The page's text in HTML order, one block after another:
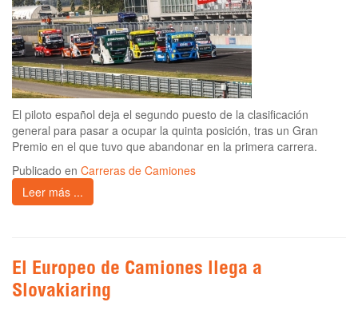
El piloto español deja el segundo puesto de la clasificación
general para pasar a ocupar la quinta posición, tras un Gran
Premio en el que tuvo que abandonar en la primera carrera.
Publicado en Carreras de Camiones
Leer más ...
El Europeo de Camiones llega a
Slovakiaring